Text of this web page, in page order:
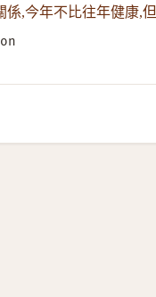
係,今年不比往年健康,